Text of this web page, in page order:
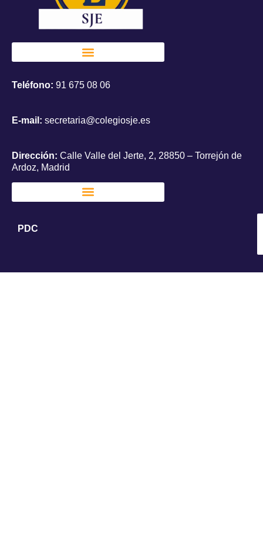
Teléfono: 91 675 08 06
E-mail: secretaria@colegiosje.es
Dirección: Calle Valle del Jerte, 2, 28850 – Torrejón de
Ardoz, Madrid
PDC